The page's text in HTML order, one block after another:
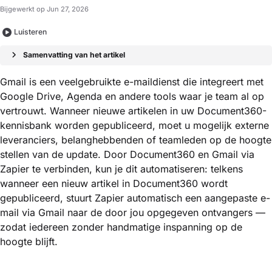
Bijgewerkt op Jun 27, 2026
Luisteren
Samenvatting van het artikel
Gmail is een veelgebruikte e-maildienst die integreert met
Google Drive, Agenda en andere tools waar je team al op
vertrouwt. Wanneer nieuwe artikelen in uw Document360-
kennisbank worden gepubliceerd, moet u mogelijk externe
leveranciers, belanghebbenden of teamleden op de hoogte
stellen van de update. Door Document360 en Gmail via
Zapier te verbinden, kun je dit automatiseren: telkens
wanneer een nieuw artikel in Document360 wordt
gepubliceerd, stuurt Zapier automatisch een aangepaste e-
mail via Gmail naar de door jou opgegeven ontvangers —
zodat iedereen zonder handmatige inspanning op de
hoogte blijft.